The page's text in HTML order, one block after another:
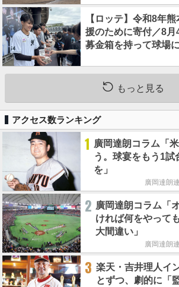
【ロッテ】令和8年
援のために寄付／8
募金箱を持って球場
もっと見る
アクセス数ランキング
1 廣岡達朗コラム「
う。球宴をもう1試
を」
廣岡達朗
2 廣岡達朗コラム「
ければ何をやって
大間違い」
廣岡達朗
3 楽天・吉井理人イ
とずつ、劇的に「